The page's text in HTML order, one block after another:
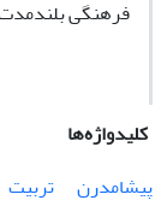
فرهنگی
کلیدواژه‌ها
پیشامدرن
تربیت